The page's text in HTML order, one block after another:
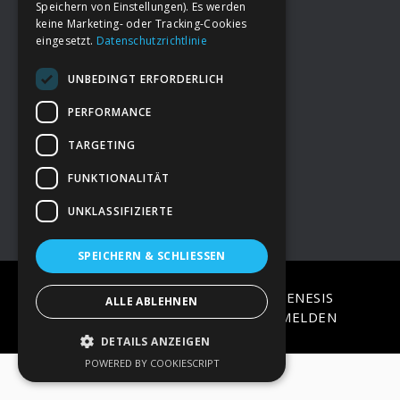
FooterDeine Spende
→ Impressum
→Kontakt zum PAO Team
COPYRIGHT © 2026 · ON
GENESIS
FRAMEWORK·WORDPRESS·ANMELDEN
Speichern von Einstellungen). Es werden
keine Marketing- oder Tracking-Cookies
eingesetzt. Datenschutzrichtlinie
UNBEDINGT ERFORDERLICH
PERFORMANCE
TARGETING
FUNKTIONALITÄT
UNKLASSIFIZIERTE
SPEICHERN & SCHLIESSEN
ALLE ABLEHNEN
DETAILS ANZEIGEN
POWERED BY COOKIESCRIPT